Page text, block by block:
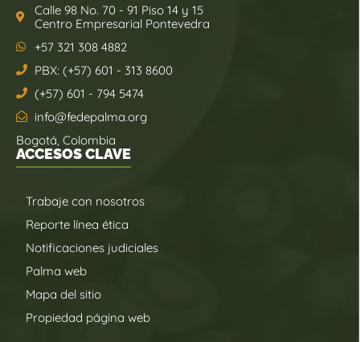
Calle 98 No. 70 - 91 Piso 14 y 15
Centro Empresarial Pontevedra
+57 321 308 4882
PBX: (+57) 601 - 313 8600
(+57) 601 - 794 5474
info@fedepalma.org
Bogotá, Colombia
ACCESOS CLAVE
Trabaje con nosotros
Reporte línea ética
Notificaciones judiciales
Palma web
Mapa del sitio
Propiedad página web